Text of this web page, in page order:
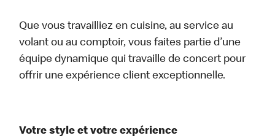
Que vous travailliez en cuisine, au service au
volant ou au comptoir, vous faites partie d’une
équipe dynamique qui travaille de concert pour
offrir une expérience client exceptionnelle.
Votre style et votre expérience